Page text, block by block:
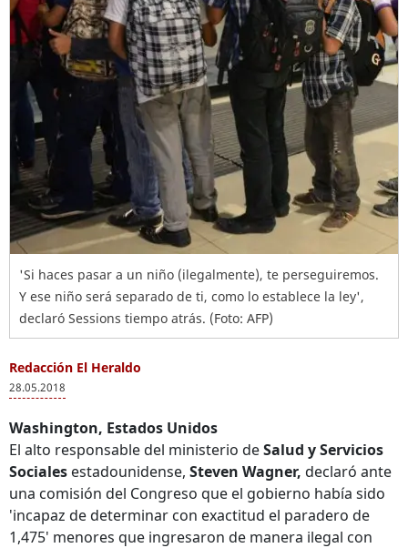
'Si haces pasar a un niño (ilegalmente), te perseguiremos.
Y ese niño será separado de ti, como lo establece la ley',
declaró Sessions tiempo atrás. (Foto: AFP)
Redacción El Heraldo
28.05.2018
Washington, Estados Unidos
El alto responsable del ministerio deSalud y Servicios
Sociales estadounidense, Steven Wagner, declaró ante
una comisión del Congreso que el gobierno había sido
'incapaz de determinar con exactitud el paradero de
1,475' menores que ingresaron de manera ilegal con